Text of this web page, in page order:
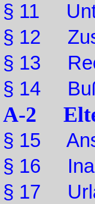
§ 11
§ 12
§ 13
§ 14
A-2
§ 15
§ 16
§ 17